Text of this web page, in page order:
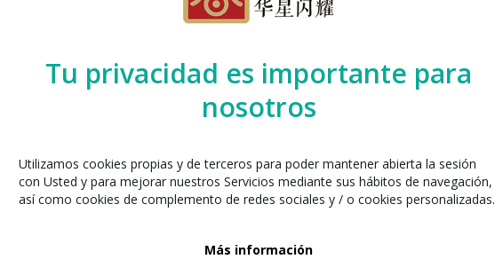
Tu privacidad es importante para
nosotros
Utilizamos cookies propias y de terceros para poder mantener abierta la sesión
con Usted y para mejorar nuestros Servicios mediante sus hábitos de navegación,
así como cookies de complemento de redes sociales y / o cookies personalizadas.
Más información
Fundación Instituto Confucio de Barcelona
Carrer d'Elisabets, 10
08001 Barcelona
fundacion@confuciobarcelona.es